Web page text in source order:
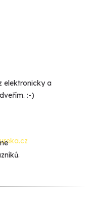
elektronicky a
:-)